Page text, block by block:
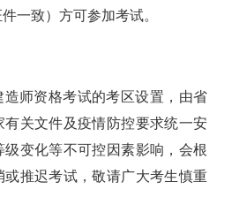
一致）方可参加考试。
造师资格考试的考区设置，由省
有关文件及疫情防控要求统一安
变化等不可控因素影响，会根
或推迟考试，敬请广大考生慎重